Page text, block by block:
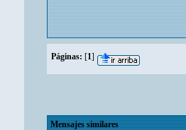
Páginas: [1]
Mensajes similares